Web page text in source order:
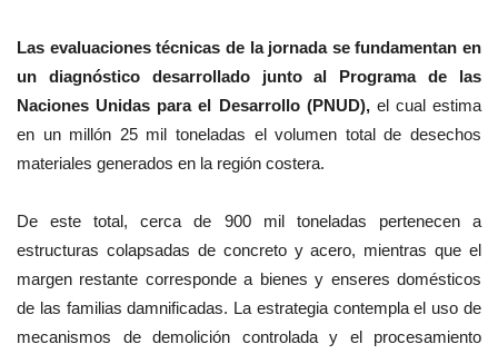
Las evaluaciones técnicas de la jornada se fundamentan en
un diagnóstico desarrollado junto al Programa de las
Naciones Unidas para el Desarrollo (PNUD), el cual estima
en un millón 25 mil toneladas el volumen total de desechos
materiales generados en la región costera.
De este total, cerca de 900 mil toneladas pertenecen a
estructuras colapsadas de concreto y acero, mientras que el
margen restante corresponde a bienes y enseres domésticos
de las familias damnificadas. La estrategia contempla el uso de
mecanismos de demolición controlada y el procesamiento